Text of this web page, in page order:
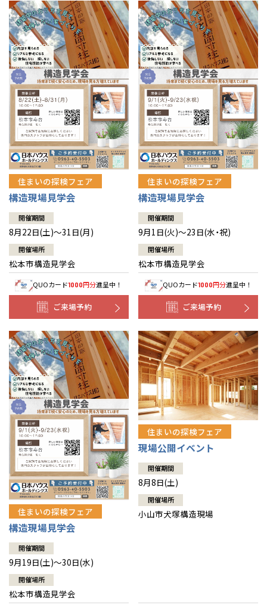
住まいの探検フェア
構造現場見学会
開催期間
8月22日(土)～31日(月)
開催場所
松本市構造見学会
QUOカード1000円分進呈中！
ご来場予約
住まいの探検フェア
構造現場見学会
開催期間
9月1日(火)～23日(水・祝)
開催場所
松本市構造見学会
QUOカード1000円分進呈中！
ご来場予約
住まいの探検フェア
構造現場見学会
開催期間
9月19日(土)～30日(水)
開催場所
松本市構造見学会
住まいの探検フェア
現場公開イベント
開催期間
8月8日(土)
開催場所
小山市犬塚構造現場